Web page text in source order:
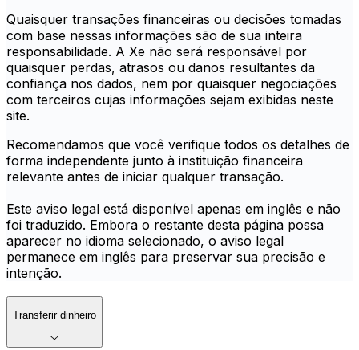
Quaisquer transações financeiras ou decisões tomadas
com base nessas informações são de sua inteira
responsabilidade. A Xe não será responsável por
quaisquer perdas, atrasos ou danos resultantes da
confiança nos dados, nem por quaisquer negociações
com terceiros cujas informações sejam exibidas neste
site.
Recomendamos que você verifique todos os detalhes de
forma independente junto à instituição financeira
relevante antes de iniciar qualquer transação.
Este aviso legal está disponível apenas em inglês e não
foi traduzido. Embora o restante desta página possa
aparecer no idioma selecionado, o aviso legal
permanece em inglês para preservar sua precisão e
intenção.
Transferir dinheiro